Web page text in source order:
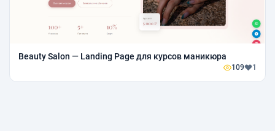
Beauty Salon — Landing Page для курсов маникюра
109 1